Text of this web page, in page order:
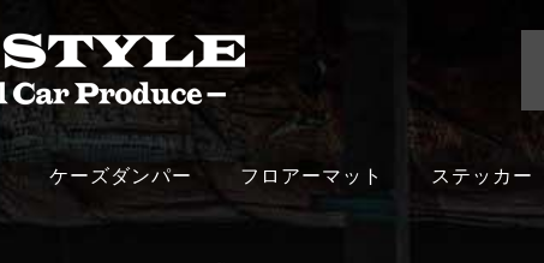
ケーズダンパー フロアーマット ステッカー